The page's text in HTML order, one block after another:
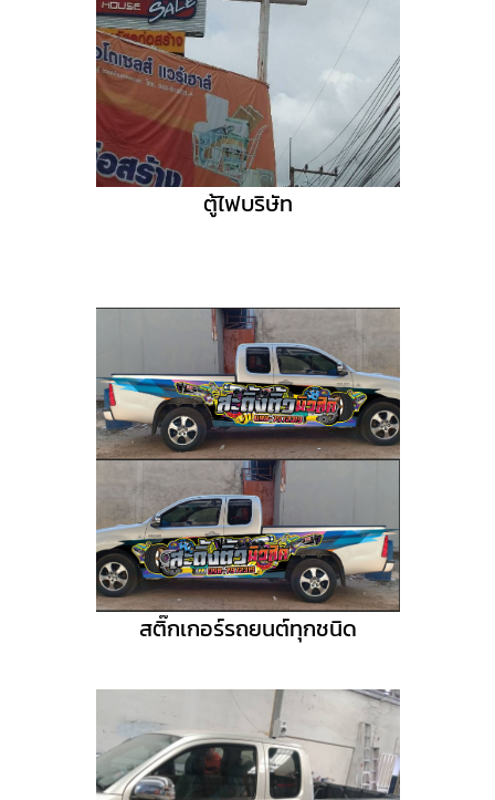
ตู้ไฟบริษัท
สติ๊กเกอร์รถยนต์ทุกชนิด